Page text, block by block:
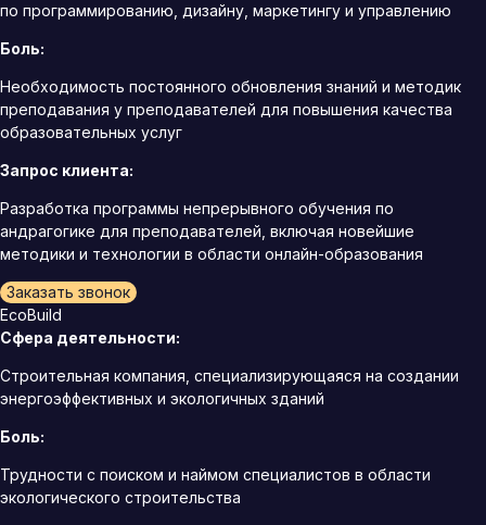
по программированию, дизайну, маркетингу и управлению
Боль:
Необходимость постоянного обновления знаний и методик
преподавания у преподавателей для повышения качества
образовательных услуг
Запрос клиента:
Разработка программы непрерывного обучения по
андрагогике для преподавателей, включая новейшие
методики и технологии в области онлайн-образования
Заказать звонок
EcoBuild
Сфера деятельности:
Строительная компания, специализирующаяся на создании
энергоэффективных и экологичных зданий
Боль:
Трудности с поиском и наймом специалистов в области
экологического строительства